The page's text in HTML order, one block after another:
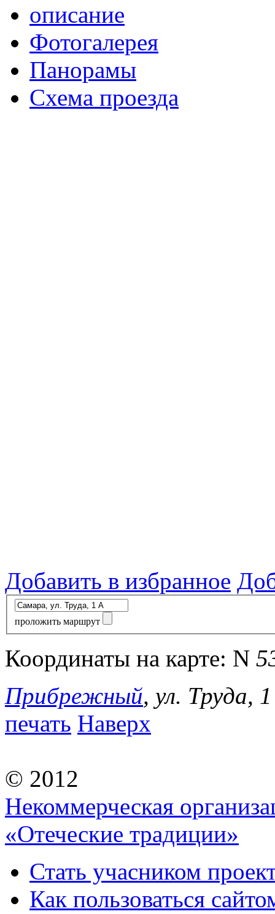
описание
Фотогалерея
Панорамы
Схема проезда
Добавить в избранное
проложить маршрут
Координаты на карте: N
Прибрежный, ул. Труда,
печать Наверх
© 2012
Некоммерческая
«Отеческие традиции»
Стать учасником
Как пользоваться